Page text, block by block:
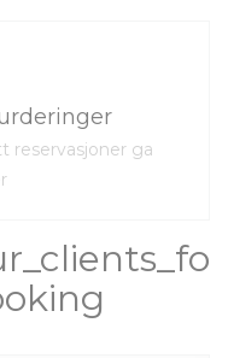
reservasjoner ga